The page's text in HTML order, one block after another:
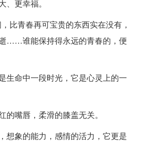
、更幸福。
比青春再可宝贵的东西实在没有，
……谁能保持得永远的青春的，便
命中一段时光，它是心灵上的一
的嘴唇，柔滑的膝盖无关。
想象的能力，感情的活力，它更是